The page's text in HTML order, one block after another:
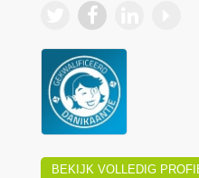
BEKIJK VOLLEDIG